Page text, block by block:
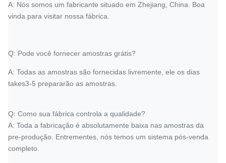
A: Nós somos um fabricante situado em Zhejiang, China. Boa
vinda para visitar nossa fábrica.
Q: Pode você fornecer amostras grátis?
A: Todas as amostras são fornecidas livremente, ele os dias
takes3-5 prepararão as amostras.
Q: Como sua fábrica controla a qualidade?
A: Toda a fabricação é absolutamente baixa nas amostras da
pre-produção. Entrementes, nós temos um sistema pós-venda
completo.